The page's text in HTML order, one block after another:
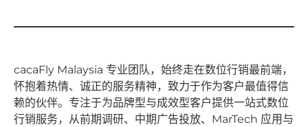
cacaFly Malaysia 专业团队，始终⾛在数位⾏销最前端，
怀抱着热情、诚正的服务精神，致⼒于作为客户最值得信
赖的伙伴。专注于为品牌型与成效型客户提供⼀站式数位
⾏销服务，从前期调研、中期⼴告投放、MarTech 应⽤与